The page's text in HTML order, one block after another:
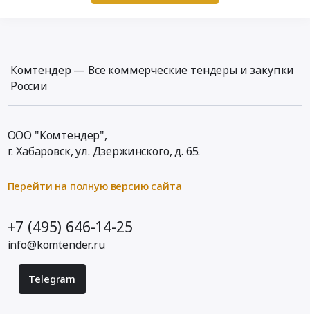
Комтендер — Все коммерческие тендеры и закупки
России
ООО "Комтендер",
г. Хабаровск,ул. Дзержинского, д. 65.
Перейти на полную версию сайта
+7 (495) 646-14-25
info@komtender.ru
Telegram